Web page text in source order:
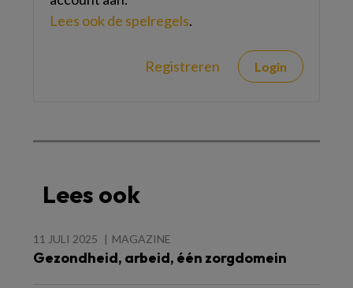
Lees ook de spelregels.
Registreren Login
Lees ook
11 JULI 2025 MAGAZINE
Gezondheid, arbeid, één zorgdomein